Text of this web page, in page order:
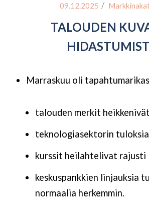
09.12.2025 /
TALOUDEN
Marraskuu oli
talouden merkit heikkenivät
teknologiasektorin
kurssit heilahtelivat rajusti
keskuspankkien linjauksia
normaalia herkemmin.